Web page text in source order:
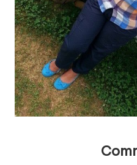
v
a
c
O
nl
in